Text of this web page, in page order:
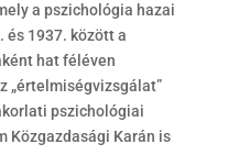
a pszichológia hazai
1937. között a
hat féléven
„értelmiségvizsgálat”
pszichológiai
Közgazdasági Karán is